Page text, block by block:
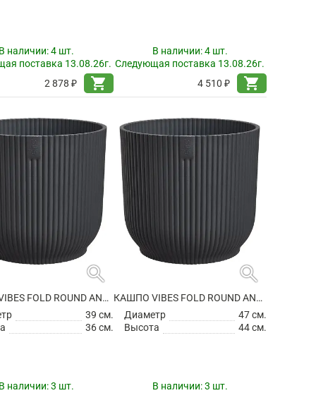
наличии:4 шт.
поставка 13.08.26г.
2 878 ₽
shopping_cart
В наличии:4 шт.
Следующая поставка 13.08.26г.
4 510 ₽
shopping_cart
search
КАШПО VIBES FOLD ROUND ANTHRACITE
39 см.
36 см.
наличии:3 шт.
search
КАШПО VIBES FOLD ROUND ANTHRACITE
Диаметр
47 см.
Высота
44 см.
В наличии:3 шт.